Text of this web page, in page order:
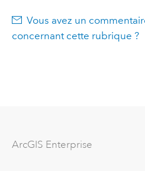
Vous avez un
concernant cette rubrique ?
ArcGIS Enterprise